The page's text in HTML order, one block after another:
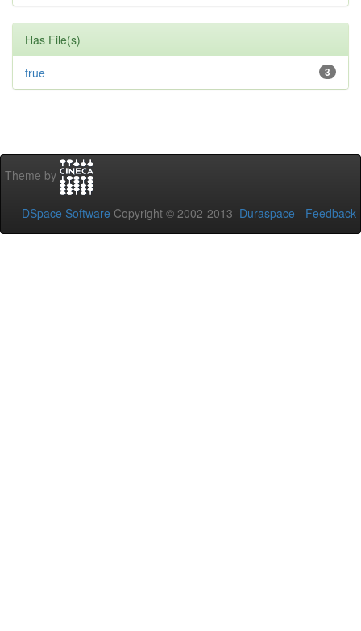
Has File(s)
3
true
Theme by
DSpace Software Copyright © 2002-2013 Duraspace - Feedback